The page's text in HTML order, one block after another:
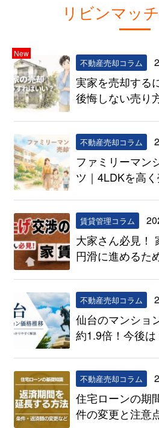
リビンマッ
不動産売却コラム
New
実家を売却する
後悔しない売り
不動産売却コラム
ファミリーマン
ツ｜4LDKを高
賃貸管理コラム
大家さん必見！
円滑に進めるた
不動産売却コラム
仙台のマンショ
約1.9倍！今後は
不動産売却コラム
住宅ローンの期
件の変更と注意